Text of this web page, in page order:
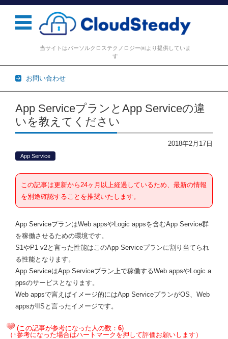
当サイトはパーソルクロステクノロジー㈱より提供していま
す
お問い合わせ
コンテンツに移動
App ServiceプランとApp Serviceの違
いを教えてください
2018年2月17日
App Service
この記事は更新から24ヶ月以上経過しているため、最新の情報
を別途確認することを推奨いたします。
App ServiceプランはWeb appsやLogic appsを含むApp Service群
を稼働させるための環境です。
S1やP1 v2と言った性能はこのApp Serviceプランに割り当てられ
る性能となります。
App ServiceはApp Serviceプラン上で稼働するWeb appsやLogic a
ppsのサービスとなります。
Web appsで言えばイメージ的にはApp ServiceプランがOS、Web
appsがIISと言ったイメージです。
(この記事が参考になった人の数： 6)
（↑参考になった場合はハートマークを押して評価お願いします）